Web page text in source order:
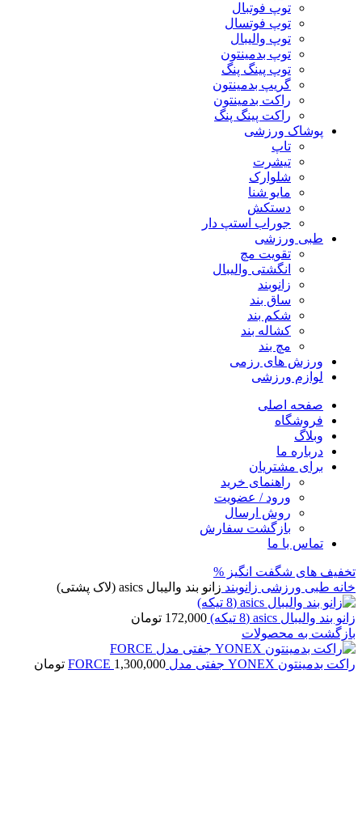
توپ فوتبال
توپ فوتسال
توپ والیبال
توپ بدمینتون
توپ پینگ پنگ
گریپ بدمینتون
راکت بدمینتون
راکت پینگ پنگ
پوشاک ورزشی
تاپ
تیشرت
شلوارک
مایو شنا
دستکش
جوراب استپ دار
طبی ورزشی
تقویت مچ
انگشتی واليبال
زانوبند
ساق بند
شکم بند
کشاله بند
مچ بند
ورزش های رزمی
لوازم ورزشی
صفحه اصلی
فروشگاه
وبلاگ
درباره ما
برای مشتریان
راهنمای خرید
ورود / عضویت
روش ارسال
بازگشت سفارش
تماس با ما
تخفیف های شگفت انگیز %
خانه طبی ورزشی زانوبند زانو بند والیبال asics (لاک پشتی)
زانو بند والیبال asics (8 تیکه) 172,000 تومان
بازگشت به محصولات
راکت بدمینتون YONEX جفتی مدل FORCE 1,300,000
تومان